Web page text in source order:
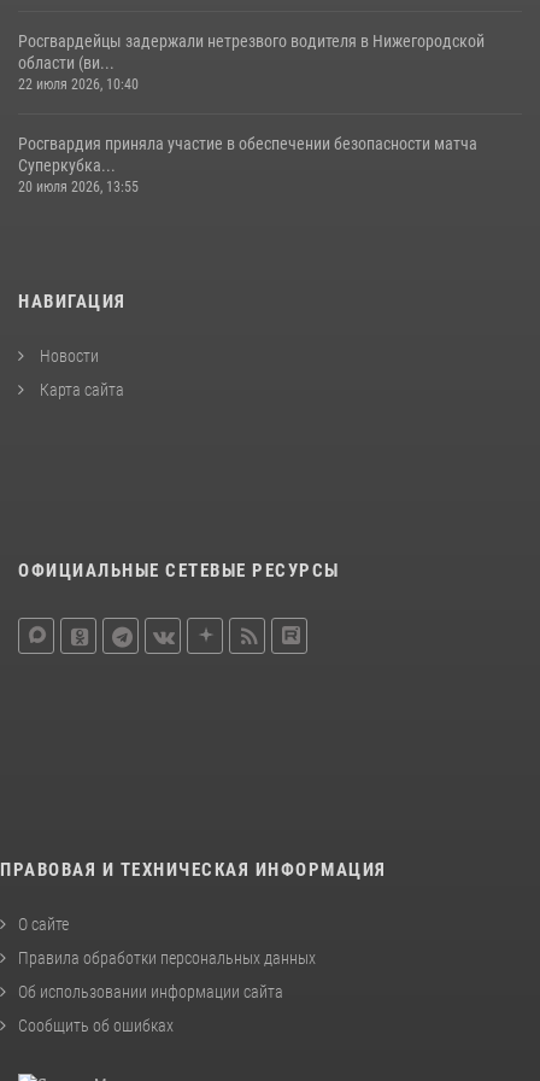
Росгвардейцы задержали нетрезвого водителя в Нижегородской
области (ви...
22 июля 2026, 10:40
Росгвардия приняла участие в обеспечении безопасности матча
Суперкубка...
20 июля 2026, 13:55
НАВИГАЦИЯ
Новости
Карта сайта
ОФИЦИАЛЬНЫЕ СЕТЕВЫЕ РЕСУРСЫ
ПРАВОВАЯ И ТЕХНИЧЕСКАЯ ИНФОРМАЦИЯ
О сайте
Правила обработки персональных данных
Об использовании информации сайта
Сообщить об ошибках